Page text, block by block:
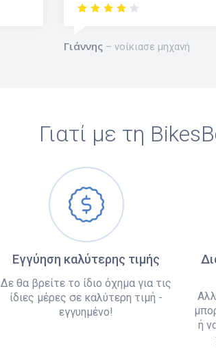
Γιάννης νοίκιασε μηχανή
Γιατί με τη
Εγγύηση καλύτερης τιμής
Δε θα βρείτε το ίδιο όχημα για τις
ίδιες μέρες σε καλύτερη τιμή -
εγγυημένο!
ή